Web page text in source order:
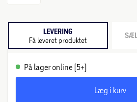
LEVERING
Få leveret produktet
På lager online (5+)
Læg i kurv